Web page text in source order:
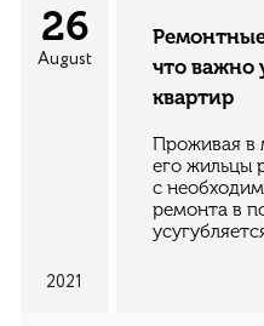
26
August
2021
что важно
квартир
Проживая в
его жильцы
с
ремонта в